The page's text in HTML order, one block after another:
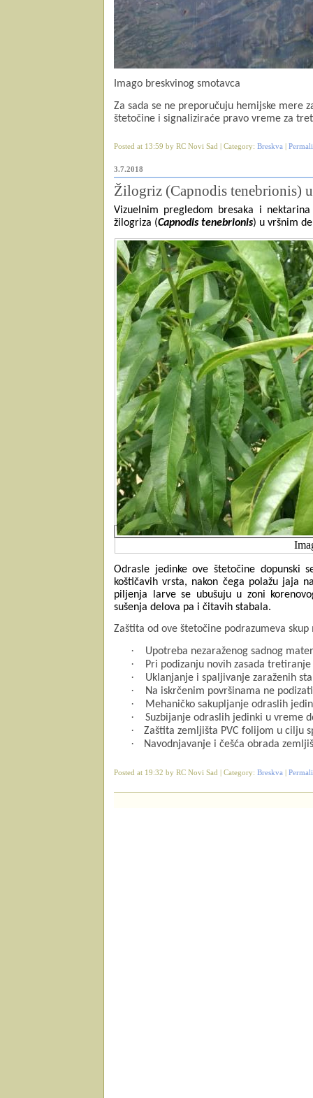
Imago breskvinog smotavca
Za sada se ne preporučuju hemijske mere
štetočine i signaliziraće pravo vreme za
Posted at 13:59 by RC Novi Sad | Category: Breskva
3.7.2018
Žilogriz (Capnodis tenebrionis)
Vizuelnim pregledom bresaka i
žilogriza (Capnodis tenebrionis) u vršnim
Odrasle jedinke ove štetočine dopunski
koštičavih vrsta, nakon čega polažu jaja
piljenja larve se ubušuju u zoni
sušenja delova pa i čitavih stabala.
Zaštita od ove štetočine podrazumeva
· Upotreba nezaraženog sadnog
· Pri podizanju novih zasada
· Uklanjanje i spaljivanje zaraženih
· Na iskrčenim površinama ne
· Mehaničko sakupljanje odraslih
· Suzbijanje odraslih jedinki u vreme
· Zaštita zemljišta PVC folijom u cilju
· Navodnjavanje i češća obrada
Posted at 19:32 by RC Novi Sad | Category: Breskva